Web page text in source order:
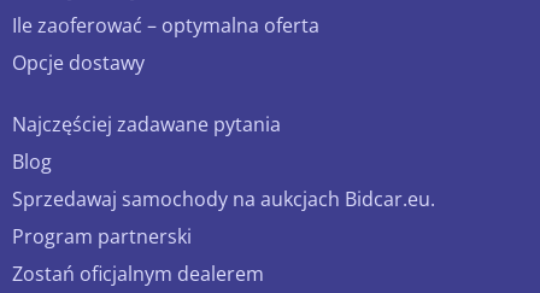
Ile zaoferować – optymalna oferta
Opcje dostawy
Najczęściej zadawane pytania
Blog
Sprzedawaj samochody na aukcjach Bidcar.eu.
Program partnerski
Zostań oficjalnym dealerem